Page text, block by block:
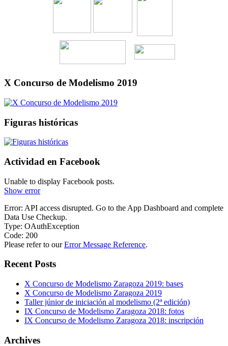
X Concurso de Modelismo 2019
Figuras históricas
Actividad en Facebook
Unable to display Facebook posts.
Show error
Error: API access disrupted. Go to the App Dashboard and complete
Data Use Checkup.
Type: OAuthException
Code: 200
Please refer to ourError Message Reference.
Recent Posts
X Concurso de Modelismo Zaragoza 2019: bases
X Concurso de Modelismo Zaragoza 2019
Taller júnior de iniciación al modelismo (2ª edición)
IX Concurso de Modelismo Zaragoza 2018: fotos
IX Concurso de Modelismo Zaragoza 2018: inscripción
Archives